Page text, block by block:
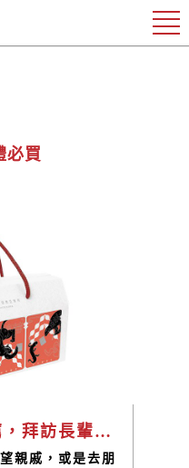
必買
2023新年禮盒推薦，拜訪長輩送禮超有心意，6款禮盒輕鬆搭
親戚，或是去朋